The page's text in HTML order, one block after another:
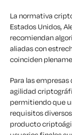
La normativa
Estados Unidos,
recomiendan
aliadas con
coinciden
Para las
agilidad
permitiendo que
requisitos
producto